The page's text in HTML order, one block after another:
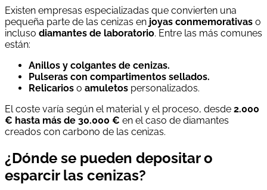
Existen empresas especializadas que convierten una
pequeña parte de las cenizas en joyas conmemorativas o
incluso diamantes de laboratorio. Entre las más comunes
están:
Anillos y colgantes de cenizas.
Pulseras con compartimentos sellados.
Relicarios o amuletos personalizados.
El coste varía según el material y el proceso, desde 2.000
€ hasta más de 30.000 € en el caso de diamantes
creados con carbono de las cenizas.
¿Dónde se pueden depositar o
esparcir las cenizas?